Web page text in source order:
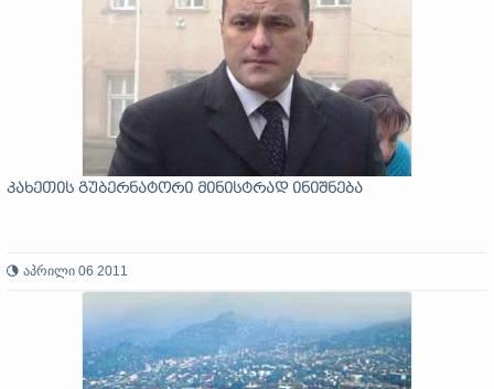
კახეთის გუბერნატორი მინისტრად ინიშნება
აპრილი 06 2011